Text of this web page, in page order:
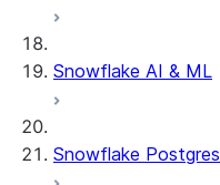
Snowflake AI & ML
Snowflake Postgres